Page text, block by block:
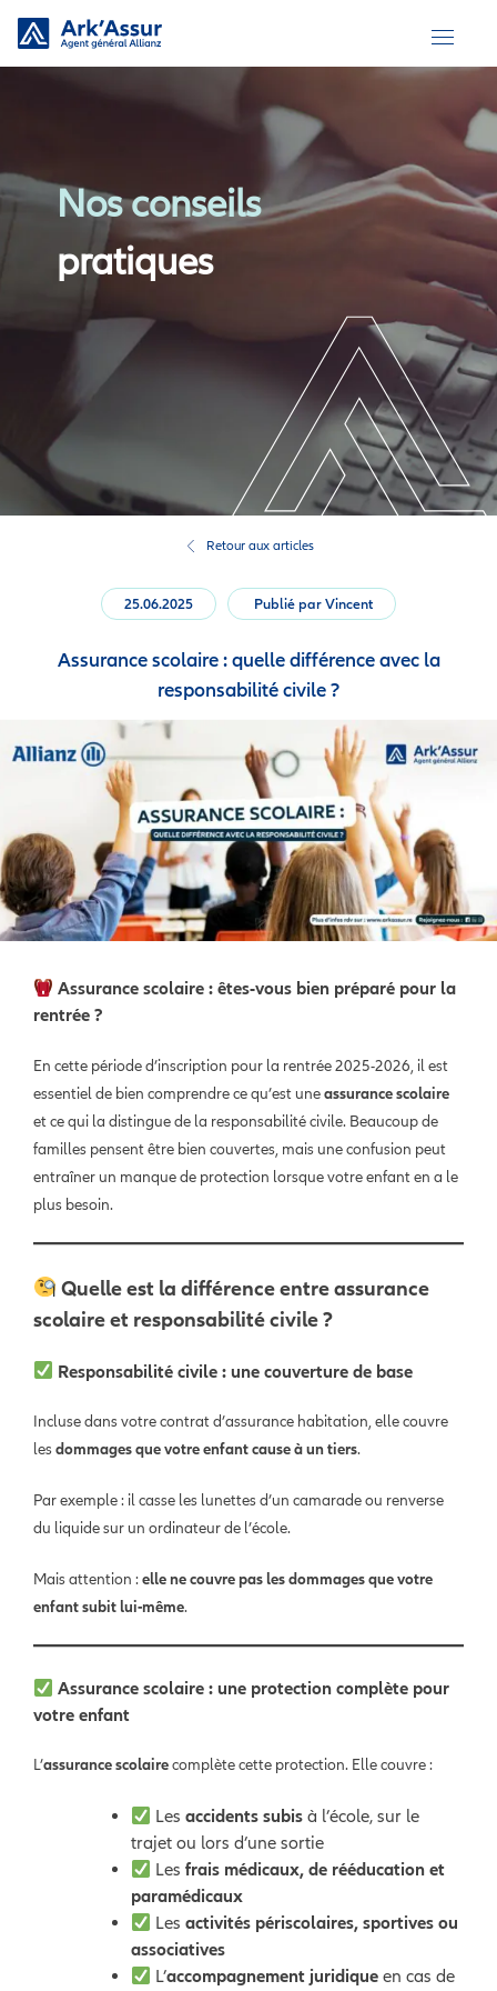
content
Nos conseils
pratiques
Retour aux articles
25.06.2025 Publié par Vincent
Assurance scolaire : quelle différence avec la
responsabilité civile ?
Assurance scolaire : êtes-vous bien préparé pour la
rentrée ?
En cette période d’inscription pour la rentrée 2025-2026, il est
essentiel de bien comprendre ce qu’est uneassurance scolaire
et ce qui la distingue de la responsabilité civile. Beaucoup de
familles pensent être bien couvertes, mais une confusion peut
entraîner un manque de protection lorsque votre enfant en a le
plus besoin.
Quelle est la différence entre assurance
scolaire et responsabilité civile ?
Responsabilité civile : une couverture de base
Incluse dans votre contrat d’assurance habitation, elle couvre
lesdommages que votre enfant cause à un tiers.
Par exemple : il casse les lunettes d’un camarade ou renverse
du liquide sur un ordinateur de l’école.
Mais attention :elle ne couvre pas les dommages que votre
enfant subit lui-même.
Assurance scolaire : une protection complète pour
votre enfant
L’assurance scolairecomplète cette protection. Elle couvre :
Lesaccidents subis à l’école, sur le
trajet ou lors d’une sortie
Lesfrais médicaux, de rééducation et
paramédicaux
Lesactivités périscolaires, sportives ou
associatives
L’accompagnement juridique en cas de